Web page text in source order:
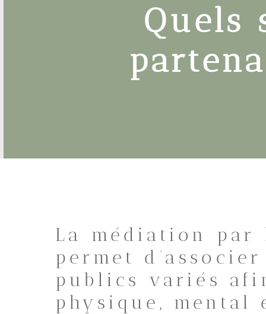
Quels
La médiation par
permet
publics variés
physique, mental